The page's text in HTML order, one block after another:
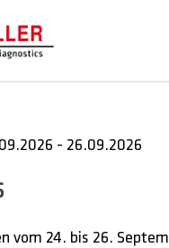
- 26.09.2026
vom 24. bis 26.